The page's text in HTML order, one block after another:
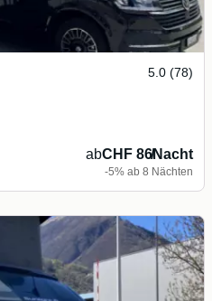
5.0 (78)
abCHF 86/Nacht
-5% ab 8 Nächten